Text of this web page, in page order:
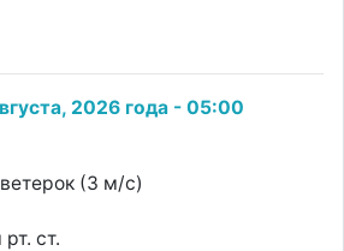
2026 года - 05:00
(3 м/с)
ст.